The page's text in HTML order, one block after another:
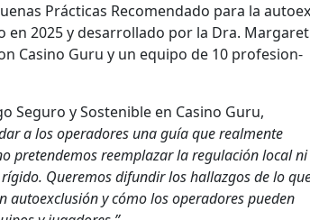
Prác­ti­cas Recomen­da­do para la
en 2025 y desar­rol­la­do por la Dra. Mar­garet
Casi­no Guru y un equipo de 10 pro­fe­sion­
Seguro y Sostenible en Casi­no Guru,
a los oper­adores una guía que real­mente
pre­tendemos reem­plazar la reg­u­lación local ni
Quer­e­mos difundir los hal­laz­gos de lo
autoex­clusión y cómo los oper­adores pueden